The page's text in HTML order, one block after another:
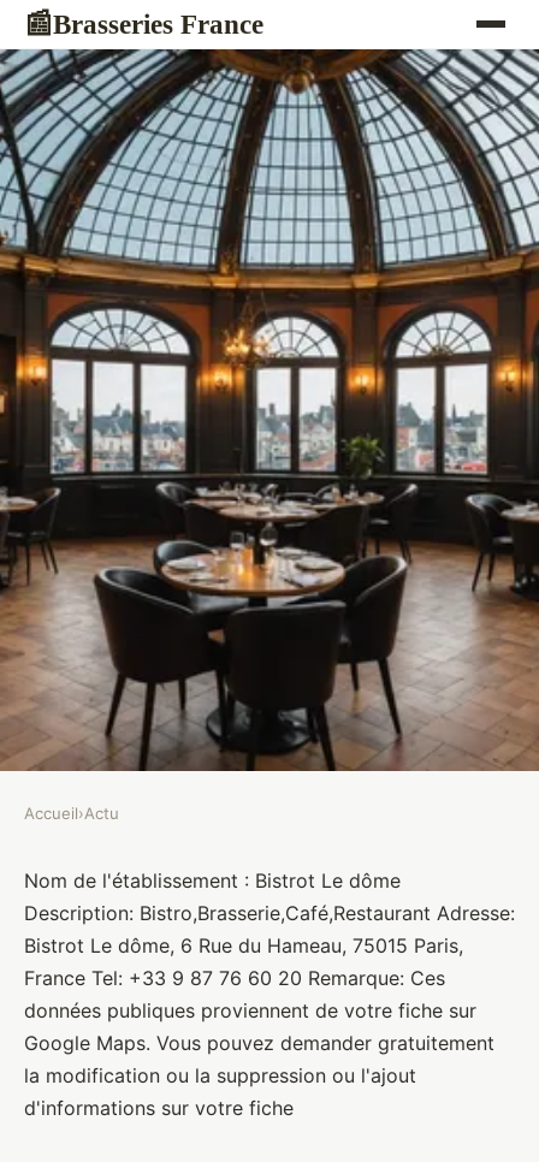
📰Brasseries France
Bistrot Le dôme
Brasseurs• 10 janvier 2022 •1 min de lecture
Accueil›Actu
Nom de l'établissement : Bistrot Le dôme
Description: Bistro,Brasserie,Café,Restaurant Adresse:
Bistrot Le dôme, 6 Rue du Hameau, 75015 Paris,
France Tel: +33 9 87 76 60 20 Remarque: Ces
données publiques proviennent de votre fiche sur
Google Maps. Vous pouvez demander gratuitement
la modification ou la suppression ou l'ajout
d'informations sur votre fiche